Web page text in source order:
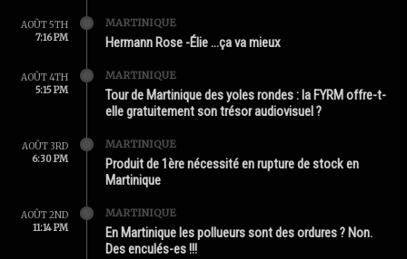
AOÛT 5TH
7:16 PM
MARTINIQUE
Hermann Rose -Élie …ça va mieux
AOÛT 4TH
5:15 PM
MARTINIQUE
Tour de Martinique des yoles rondes : la FYRM offre-t-
elle gratuitement son trésor audiovisuel ?
AOÛT 3RD
6:30 PM
MARTINIQUE
Produit de 1ère nécessité en rupture de stock en
Martinique
AOÛT 2ND
11:14 PM
MARTINIQUE
En Martinique les pollueurs sont des ordures ? Non.
Des enculés-es !!!